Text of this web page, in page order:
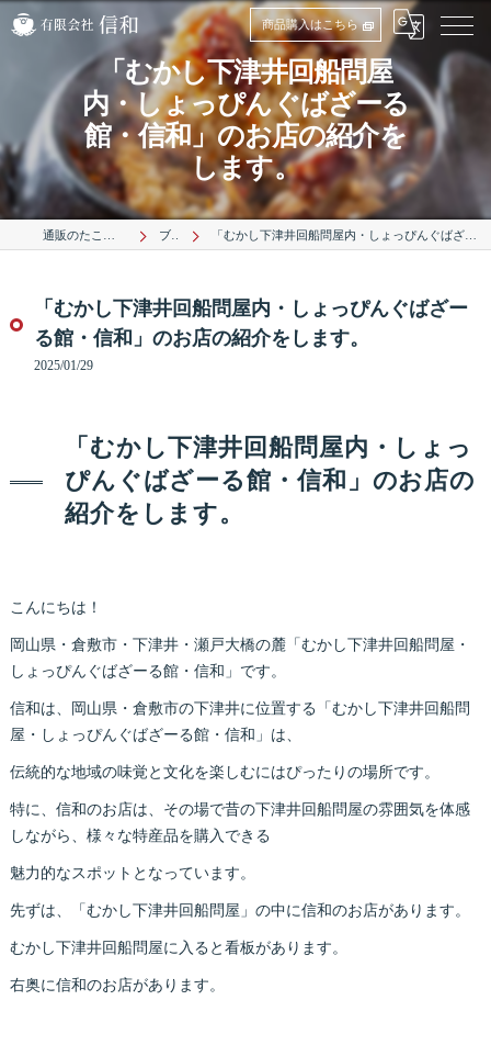
商品購入はこちら
「むかし下津井回船問屋
内・しょっぴんぐばざーる
館・信和」のお店の紹介を
します。
ブログ 「むかし下津井回船問屋内・しょっぴんぐばざーる館・信和」のお店の紹介をします。
「むかし下津井回船問屋内・しょっぴんぐばざー
る館・信和」のお店の紹介をします。
2025/01/29
「むかし下津井回船問屋内・しょっ
ぴんぐばざーる館・信和」のお店の
紹介をします。
こんにちは！
岡山県・倉敷市・下津井・瀬戸大橋の麓「むかし下津井回船問屋・
しょっぴんぐばざーる館・信和」です。
信和は、岡山県・倉敷市の下津井に位置する「むかし下津井回船問
屋・しょっぴんぐばざーる館・信和」は、
伝統的な地域の味覚と文化を楽しむにはぴったりの場所です。
特に、信和のお店は、その場で昔の下津井回船問屋の雰囲気を体感
しながら、様々な特産品を購入できる
魅力的なスポットとなっています。
先ずは、「むかし下津井回船問屋」の中に信和のお店があります。
むかし下津井回船問屋に入ると看板があります。
右奥に信和のお店があります。